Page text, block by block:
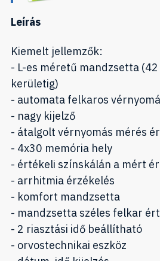
Leírás
Kiemelt jellemzők:
- L-es méretű mandzsetta
kerületig)
- automata felkaros
- nagy kijelző
- átalgolt vérnyomás mérés
- 4x30 memória hely
- értékeli színskálán a mért
- arrhitmia érzékelés
- komfort mandzsetta
- mandzsetta széles felkar
- 2 riasztási idő beállítható
- orvostechnikai eszköz